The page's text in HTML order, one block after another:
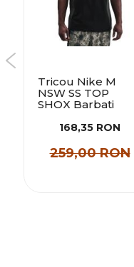
Tricou Nike M
NSW SS TOP
SHOX Barbati
168,35 RON
259,00 RON